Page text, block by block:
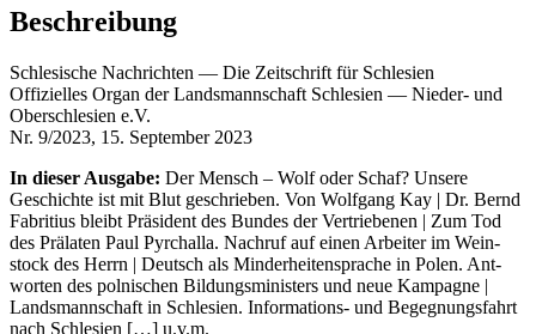
Beschreibung
Schle­si­sche Nach­rich­ten — Die Zeit­schrift für Schlesien
Offi­zi­el­les Organ der Lands­mann­schaft Schle­si­en — Nie­der- und
Ober­schle­si­en e.V.
Nr. 9/2023, 15. Sep­tem­ber 2023
In die­ser Aus­ga­be: Der Mensch – Wolf oder Schaf? Unse­re
Geschich­te ist mit Blut geschrie­ben. Von Wolf­gang Kay | Dr. Bernd
Fabri­ti­us bleibt Prä­si­dent des Bun­des der Ver­trie­be­nen | Zum Tod
des Prä­la­ten Paul Pyrchal­la. Nach­ruf auf einen Arbei­ter im Wein­
stock des Herrn | Deutsch als Min­der­hei­ten­spra­che in Polen. Ant­
wor­ten des pol­ni­schen Bil­dungs­mi­nis­ters und neue Kam­pa­gne |
Lands­mann­schaft in Schle­si­en. Infor­ma­ti­ons- und Begeg­nungs­fahrt
nach Schle­si­en […] u.v.m.